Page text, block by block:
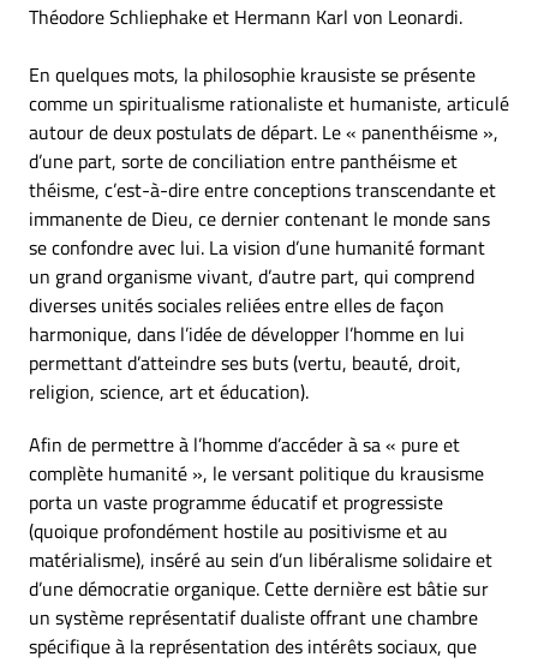
Théodore Schliephake et Hermann Karl von Leonardi.
En quelques mots, la philosophie krausiste se présente
comme un spiritualisme rationaliste et humaniste, articulé
autour de deux postulats de départ. Le « panenthéisme »,
d’une part, sorte de conciliation entre panthéisme et
théisme, c’est-à-dire entre conceptions transcendante et
immanente de Dieu, ce dernier contenant le monde sans
se confondre avec lui. La vision d’une humanité formant
un grand organisme vivant, d’autre part, qui comprend
diverses unités sociales reliées entre elles de façon
harmonique, dans l’idée de développer l’homme en lui
permettant d’atteindre ses buts (vertu, beauté, droit,
religion, science, art et éducation).
Afin de permettre à l’homme d’accéder à sa « pure et
complète humanité », le versant politique du krausisme
porta un vaste programme éducatif et progressiste
(quoique profondément hostile au positivisme et au
matérialisme), inséré au sein d’un libéralisme solidaire et
d’une démocratie organique. Cette dernière est bâtie sur
un système représentatif dualiste offrant une chambre
spécifique à la représentation des intérêts sociaux, que